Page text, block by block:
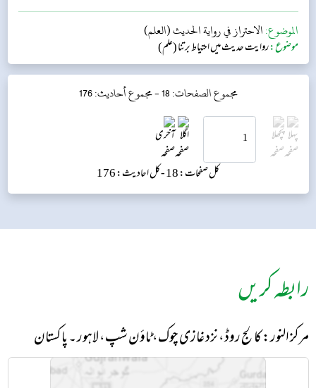
الموضوع:الاحتراز في رواية الحديث (العلم)
موضوع:روایت حدیث میں احتیاط برتنا (علم)
مجموع الصفحات: 18 - مجموع أحاديث: 176
کل صفحات: 18 - کل احادیث: 176
رابطہ کریں
مرکز النور: کالج روڈ، نزد غازی چوک، ٹاؤن شپ، لاہور ۔ پاکستان